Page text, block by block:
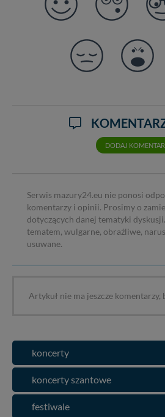
DODAJ
Serwis mazury24.eu nie ponosi
komentarzy i opinii. Prosimy o
dotyczących danej tematyki
tematem, wulgarne, obraźliwe,
usuwane.
Artykuł nie ma jeszcze komentarzy,
koncerty
koncerty szantowe
festiwale